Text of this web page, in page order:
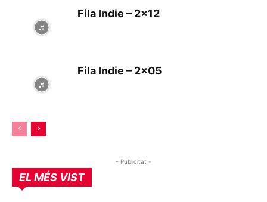
Fila Indie – 2×12
Fila Indie – 2×05
- Publicitat -
EL MÉS VIST